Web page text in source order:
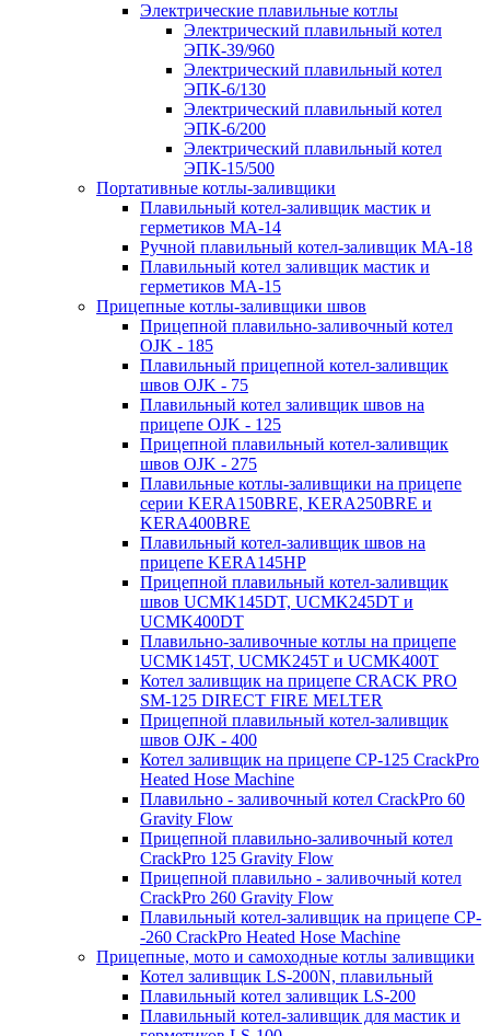
Электрические плавильные котлы
Электрический плавильный котел
ЭПК-39/960
Электрический плавильный котел
ЭПК-6/130
Электрический плавильный котел
ЭПК-6/200
Электрический плавильный котел
ЭПК-15/500
Портативные котлы-заливщики
Плавильный котел-заливщик мастик и
герметиков МА-14
Ручной плавильный котел-заливщик МА-18
Плавильный котел заливщик мастик и
герметиков МА-15
Прицепные котлы-заливщики швов
Прицепной плавильно-заливочный котел
OJK - 185
Плавильный прицепной котел-заливщик
швов OJK - 75
Плавильный котел заливщик швов на
прицепе OJK - 125
Прицепной плавильный котел-заливщик
швов OJK - 275
Плавильные котлы-заливщики на прицепе
серии KERA150BRE, KERA250BRE и
KERA400BRE
Плавильный котел-заливщик швов на
прицепе KERA145HP
Прицепной плавильный котел-заливщик
швов UCMK145DT, UCMK245DT и
UCMK400DT
Плавильно-заливочные котлы на прицепе
UCMK145T, UCMK245T и UCMK400T
Котел заливщик на прицепе CRACK PRO
SM-125 DIRECT FIRE MELTER
Прицепной плавильный котел-заливщик
швов OJK - 400
Котел заливщик на прицепе CP-125 CrackPro
Heated Hose Machine
Плавильно - заливочный котел CrackPro 60
Gravity Flow
Прицепной плавильно-заливочный котел
CrackPro 125 Gravity Flow
Прицепной плавильно - заливочный котел
CrackPro 260 Gravity Flow
Плавильный котел-заливщик на прицепе CP-
-260 CrackPro Heated Hose Machine
Прицепные, мото и самоходные котлы заливщики
Котел заливщик LS-200N, плавильный
Плавильный котел заливщик LS-200
Плавильный котел-заливщик для мастик и